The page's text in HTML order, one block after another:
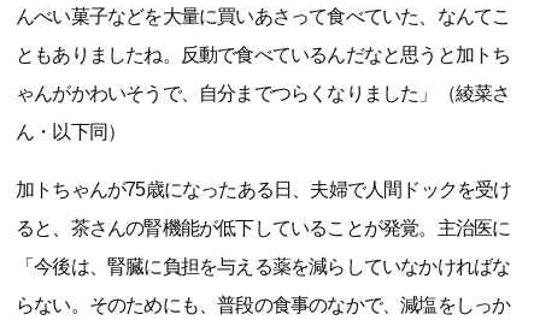
んべい菓子などを大量に買いあさって食べていた、なんてこ
ともありましたね。反動で食べているんだなと思うと加トち
ゃんがかわいそうで、自分までつらくなりました」（綾菜さ
ん・以下同）
加トちゃんが75歳になったある日、夫婦で人間ドックを受け
ると、茶さんの腎機能が低下していることが発覚。主治医に
「今後は、腎臓に負担を与える薬を減らしていなかければな
らない。そのためにも、普段の食事のなかで、減塩をしっか